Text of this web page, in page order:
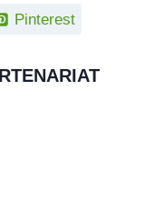
Pinterest